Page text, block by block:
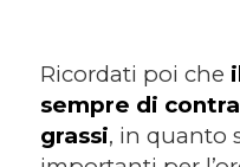
Ricordati poi che
sempre di
grassi, in quanto